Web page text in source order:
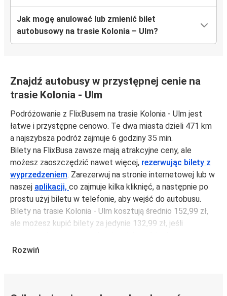
Jak mogę anulować lub zmienić bilet
autobusowy na trasie Kolonia – Ulm?
Znajdź autobusy w przystępnej cenie na
trasie Kolonia - Ulm
Podróżowanie z FlixBusem na trasie Kolonia - Ulm jest
łatwe i przystępne cenowo. Te dwa miasta dzieli 471 km
a najszybsza podróż zajmuje 6 godziny 35 min.
Bilety na FlixBusa zawsze mają atrakcyjne ceny, ale
możesz zaoszczędzić nawet więcej, rezerwując bilety z
wyprzedzeniem. Zarezerwuj na stronie internetowej lub w
naszej aplikacji, co zajmuje kilka kliknięć, a następnie po
prostu użyj biletu w telefonie, aby wejść do autobusu.
Bilety na trasie Kolonia - Ulm kosztują średnio 152,99 zł,
ale możesz kupić bilety za jedynie 132,99 zł, jeśli
unikając weekendów i świąt. Aby podróżować szybko,
Rozwiń